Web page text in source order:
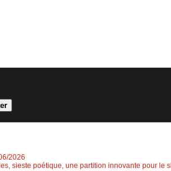
2026
sieste poétique, une partition innovante pour le